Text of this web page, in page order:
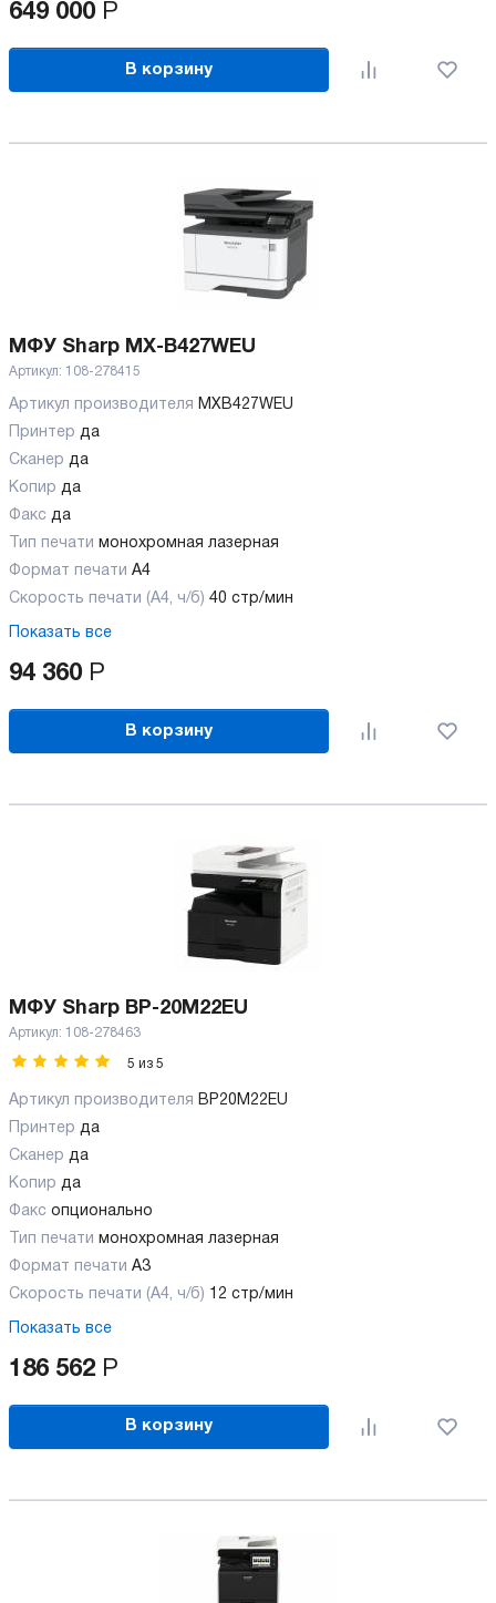
649 000 Р
В корзину
МФУ Sharp MX-B427WEU
Артикул: 108-278415
Артикул производителя MXB427WEU
Принтер да
Сканер да
Копир да
Факс да
Тип печати монохромная лазерная
Формат печати A4
Скорость печати (А4, ч/б) 40 стр/мин
Показать все
94 360 Р
В корзину
МФУ Sharp BP-20М22EU
Артикул: 108-278463
5 из 5
Артикул производителя BP20M22EU
Принтер да
Сканер да
Копир да
Факс опционально
Тип печати монохромная лазерная
Формат печати A3
Скорость печати (А4, ч/б) 12 стр/мин
Показать все
186 562 Р
В корзину